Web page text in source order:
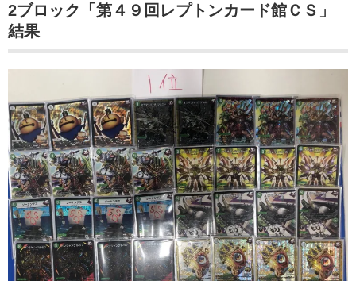
2ブロック「第４９回レプトンカード館ＣＳ」
結果